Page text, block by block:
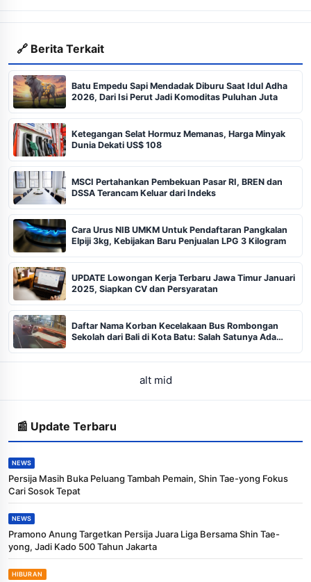
🔗 Berita Terkait
Batu Empedu Sapi Mendadak Diburu Saat Idul Adha
2026, Dari Isi Perut Jadi Komoditas Puluhan Juta
Ketegangan Selat Hormuz Memanas, Harga Minyak
Dunia Dekati US$ 108
MSCI Pertahankan Pembekuan Pasar RI, BREN dan
DSSA Terancam Keluar dari Indeks
Cara Urus NIB UMKM Untuk Pendaftaran Pangkalan
Elpiji 3kg, Kebijakan Baru Penjualan LPG 3 Kilogram
UPDATE Lowongan Kerja Terbaru Jawa Timur Januari
2025, Siapkan CV dan Persyaratan
Daftar Nama Korban Kecelakaan Bus Rombongan
Sekolah dari Bali di Kota Batu: Salah Satunya Ada
alt mid
📰 Update Terbaru
NEWS
Persija Masih Buka Peluang Tambah Pemain, Shin Tae-yong Fokus
Cari Sosok Tepat
NEWS
Pramono Anung Targetkan Persija Juara Liga Bersama Shin Tae-
yong, Jadi Kado 500 Tahun Jakarta
HIBURAN